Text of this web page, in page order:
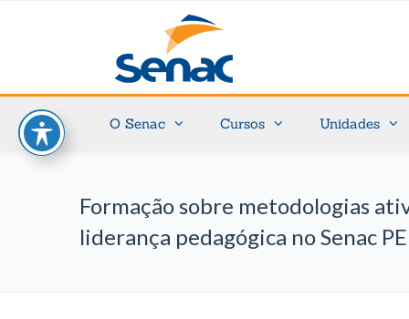
O Senac Cursos Unidades
Formação sobre metodologias
liderança pedagógica no Senac PE